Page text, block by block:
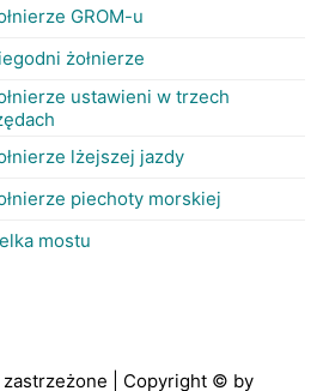
GROM-u
żołnierze
ustawieni w trzech
lżejszej jazdy
piechoty morskiej
mostu
zastrzeżone | Copyright © by